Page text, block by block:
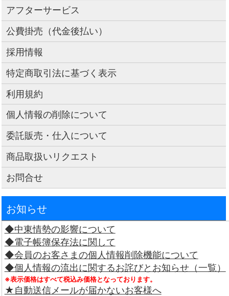
アフターサービス
公費掛売（代金後払い）
採用情報
特定商取引法に基づく表示
利用規約
個人情報の削除について
委託販売・仕入について
商品取扱いリクエスト
お問合せ
お知らせ
◆中東情勢の影響について
◆電子帳簿保存法に関して
◆会員のお客さまの個人情報削除機能について
◆個人情報の流出に関するお詫びとお知らせ（一覧）
※表示価格はすべて税込み価格となっております。
★自動送信メールが届かないお客様へ